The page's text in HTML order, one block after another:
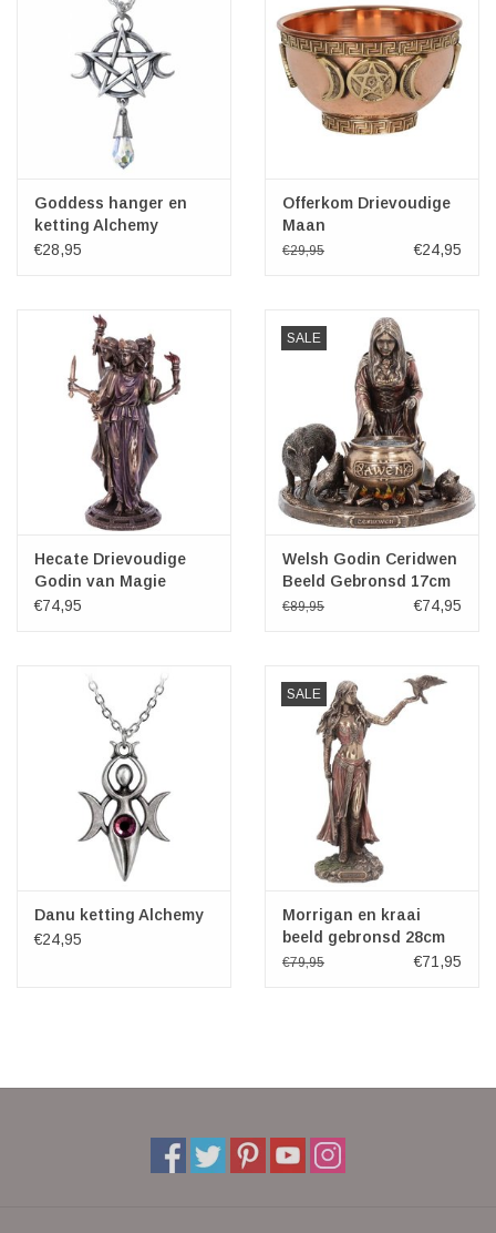
Goddess hanger en
ketting Alchemy
€28,95
Offerkom Drievoudige
Maan
€29,95 €24,95
Hecate Drievoudige
Godin van Magie
€74,95
SALE
Welsh Godin Ceridwen
Beeld Gebronsd 17cm
€89,95 €74,95
Danu ketting Alchemy
€24,95
SALE
Morrigan en kraai
beeld gebronsd 28cm
€79,95 €71,95